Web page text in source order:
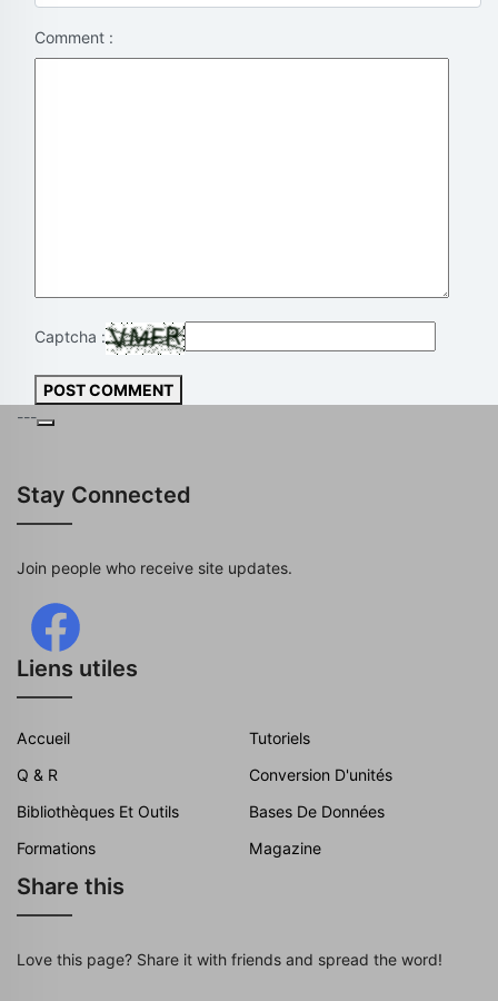
Comment :
Captcha :
POST COMMENT
---
Stay Connected
Join people who receive site updates.
Liens utiles
Accueil
Tutoriels
Q & R
Conversion D'unités
Bibliothèques Et Outils
Bases De Données
Formations
Magazine
Share this
Love this page? Share it with friends and spread the word!